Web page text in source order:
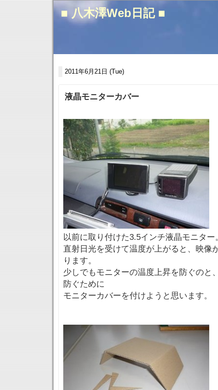
■ 八木澤Web日記 ■
2011年6月21日 (Tue)
液晶モニターカバー
以前に取り付けた3.5インチ液晶モニター
直射日光を受けて温度が上がると、映像
ります。
少しでもモニターの温度上昇を防ぐのと
防ぐために
モニターカバーを付けようと思います。